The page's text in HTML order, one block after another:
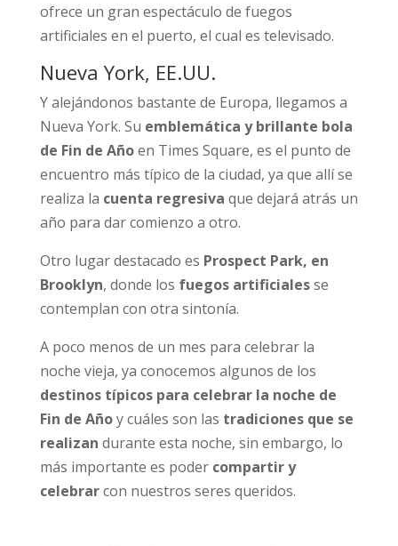
ofrece un gran espectáculo de fuegos
artificiales en el puerto, el cual es televisado.
Nueva York, EE.UU.
Y alejándonos bastante de Europa, llegamos a
Nueva York. Su emblemática y brillante bola
de Fin de Añoen Times Square, es el punto de
encuentro más típico de la ciudad, ya que allí se
realiza la cuenta regresiva que dejará atrás un
año para dar comienzo a otro.
Otro lugar destacado es Prospect Park, en
Brooklyn, donde los fuegos artificialesse
contemplan con otra sintonía.
A poco menos de un mes para celebrar la
noche vieja, ya conocemos algunos de los
destinos típicos para celebrar la noche de
Fin de Añoy cuáles son las tradiciones que se
realizan durante esta noche, sin embargo, lo
más importante es podercompartir y
celebrarcon nuestros seres queridos.